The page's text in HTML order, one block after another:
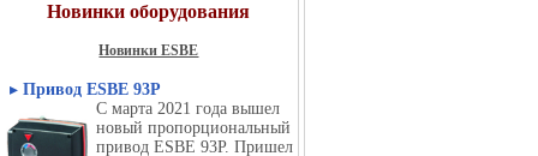
Новинки оборудования
Новинки ESBE
▸ Привод ESBE 93P
С марта 2021 года вышел
новый пропорциональный
привод ESBE 93P. Пришел